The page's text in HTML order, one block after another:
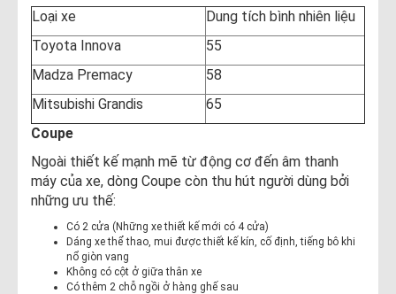
Loại xe
Dung tích bình nhiên liệu
Toyota Innova
55
Madza Premacy
58
Mitsubishi Grandis
65
Coupe
Ngoài thiết kế mạnh mẽ từ động cơ đến âm thanh
máy của xe, dòng Coupe còn thu hút người dùng bởi
những ưu thế:
Có 2 cửa (Những xe thiết kế mới có 4 cửa)
Dáng xe thể thao, mui được thiết kế kín, cố định, tiếng bô khi
nổ giòn vang
Không có cột ở giữa thân xe
Có thêm 2 chỗ ngồi ở hàng ghế sau